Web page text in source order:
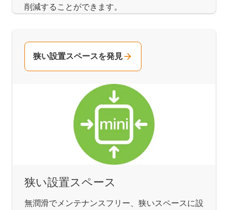
削減することができます。
狭い設置スペース
無潤滑でメンテナンスフリー、狭いスペースに設
狭い設置スペースを発見